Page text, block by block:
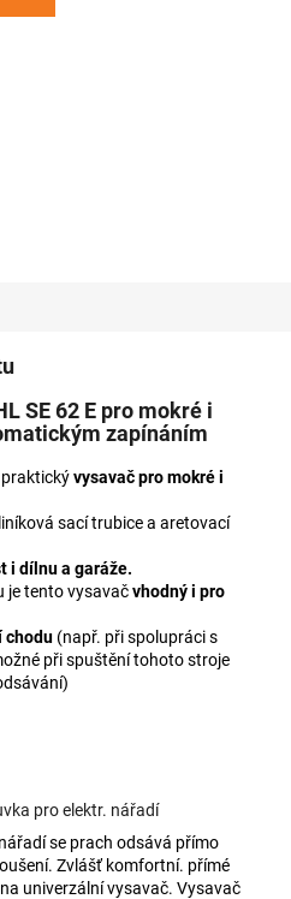
SE 62 E pro mokré i
zapínáním
vysavač pro mokré i
sací trubice a aretovací
i dílnu a garáže.
je tento vysavačvhodný i pro
chodu (např. při spolupráci s
při spuštění tohoto stroje
pro elektr. nářadí
se prach odsává přímo
Zvlášť komfortní. přímé
univerzální vysavač. Vysavač